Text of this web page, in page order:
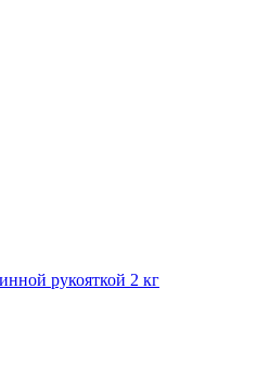
рукояткой 2 кг